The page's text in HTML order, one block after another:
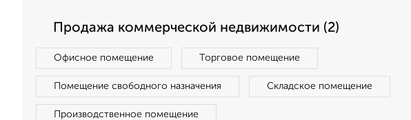
Продажа коммерческой недвижимости (2)
Офисное помещение Торговое помещение
Помещение свободного назначения Складское помещение
Производственное помещение